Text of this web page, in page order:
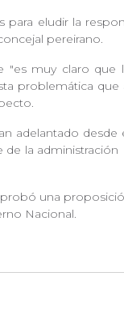
para eludir la
pereirano.
"es muy claro que
problemática que
adelantado desde
de la administración
una
Nacional.